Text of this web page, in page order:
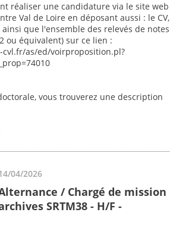
réaliser une candidature via le site web
Val de Loire en déposant aussi : le CV,
que l'ensemble des relevés de notes
ou équivalent) sur ce lien :
as/ed/voirproposition.pl?
vous trouverez une description
04/2026
/ Chargé de mission
SRTM38 - H/F -